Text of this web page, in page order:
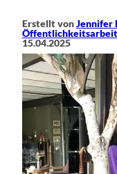
Erstellt vonJennifer
Öffentlichkeitsarbeit
15.04.2025